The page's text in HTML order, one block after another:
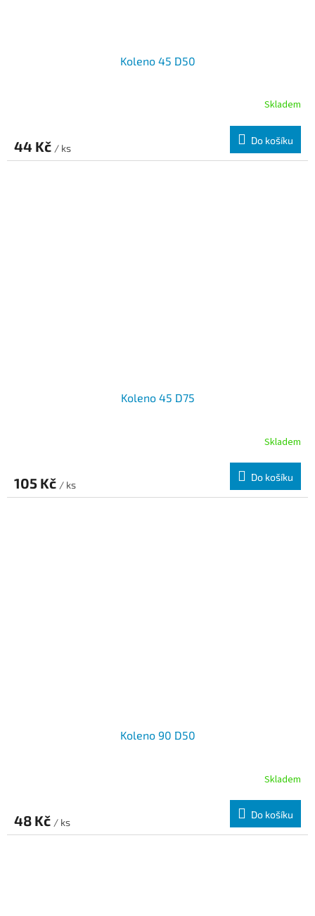
Koleno 45 D50
Skladem
44 Kč / ks
Do košíku
Koleno 45 D75
Skladem
105 Kč / ks
Do košíku
Koleno 90 D50
Skladem
48 Kč / ks
Do košíku